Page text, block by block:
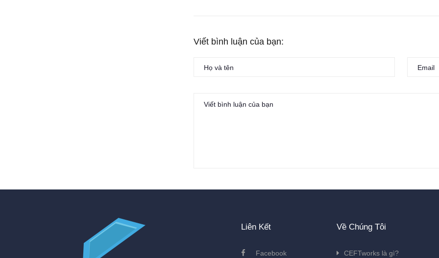
Viết bình luận của bạn:
Liên Kết
Facebook
Về Chúng Tôi
CEFTworks là gì?